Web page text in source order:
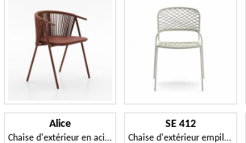
Alice
Chaise d'extérieur en acier galvanisé
SE 412
Chaise d'extérieur empilable